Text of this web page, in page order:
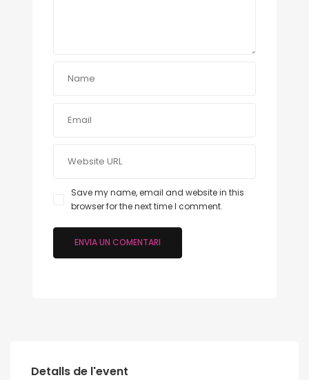
Save my name, email and website in this
browser for the next time I comment.
Detalls de l'event